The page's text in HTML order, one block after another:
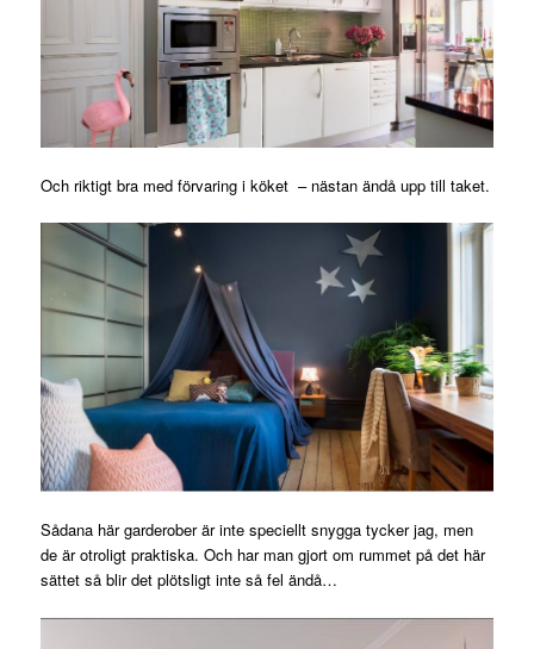
Och riktigt bra med förvaring i köket – nästan ändå upp till taket.
Sådana här garderober är inte speciellt snygga tycker jag, men
de är otroligt praktiska. Och har man gjort om rummet på det här
sättet så blir det plötsligt inte så fel ändå…